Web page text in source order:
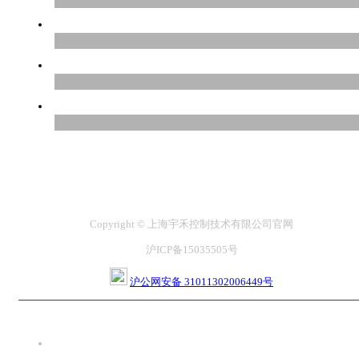
Copyright © 上海宇禾控制技术有限公司官网
沪ICP备15035505号
沪公网安备 31011302006449号